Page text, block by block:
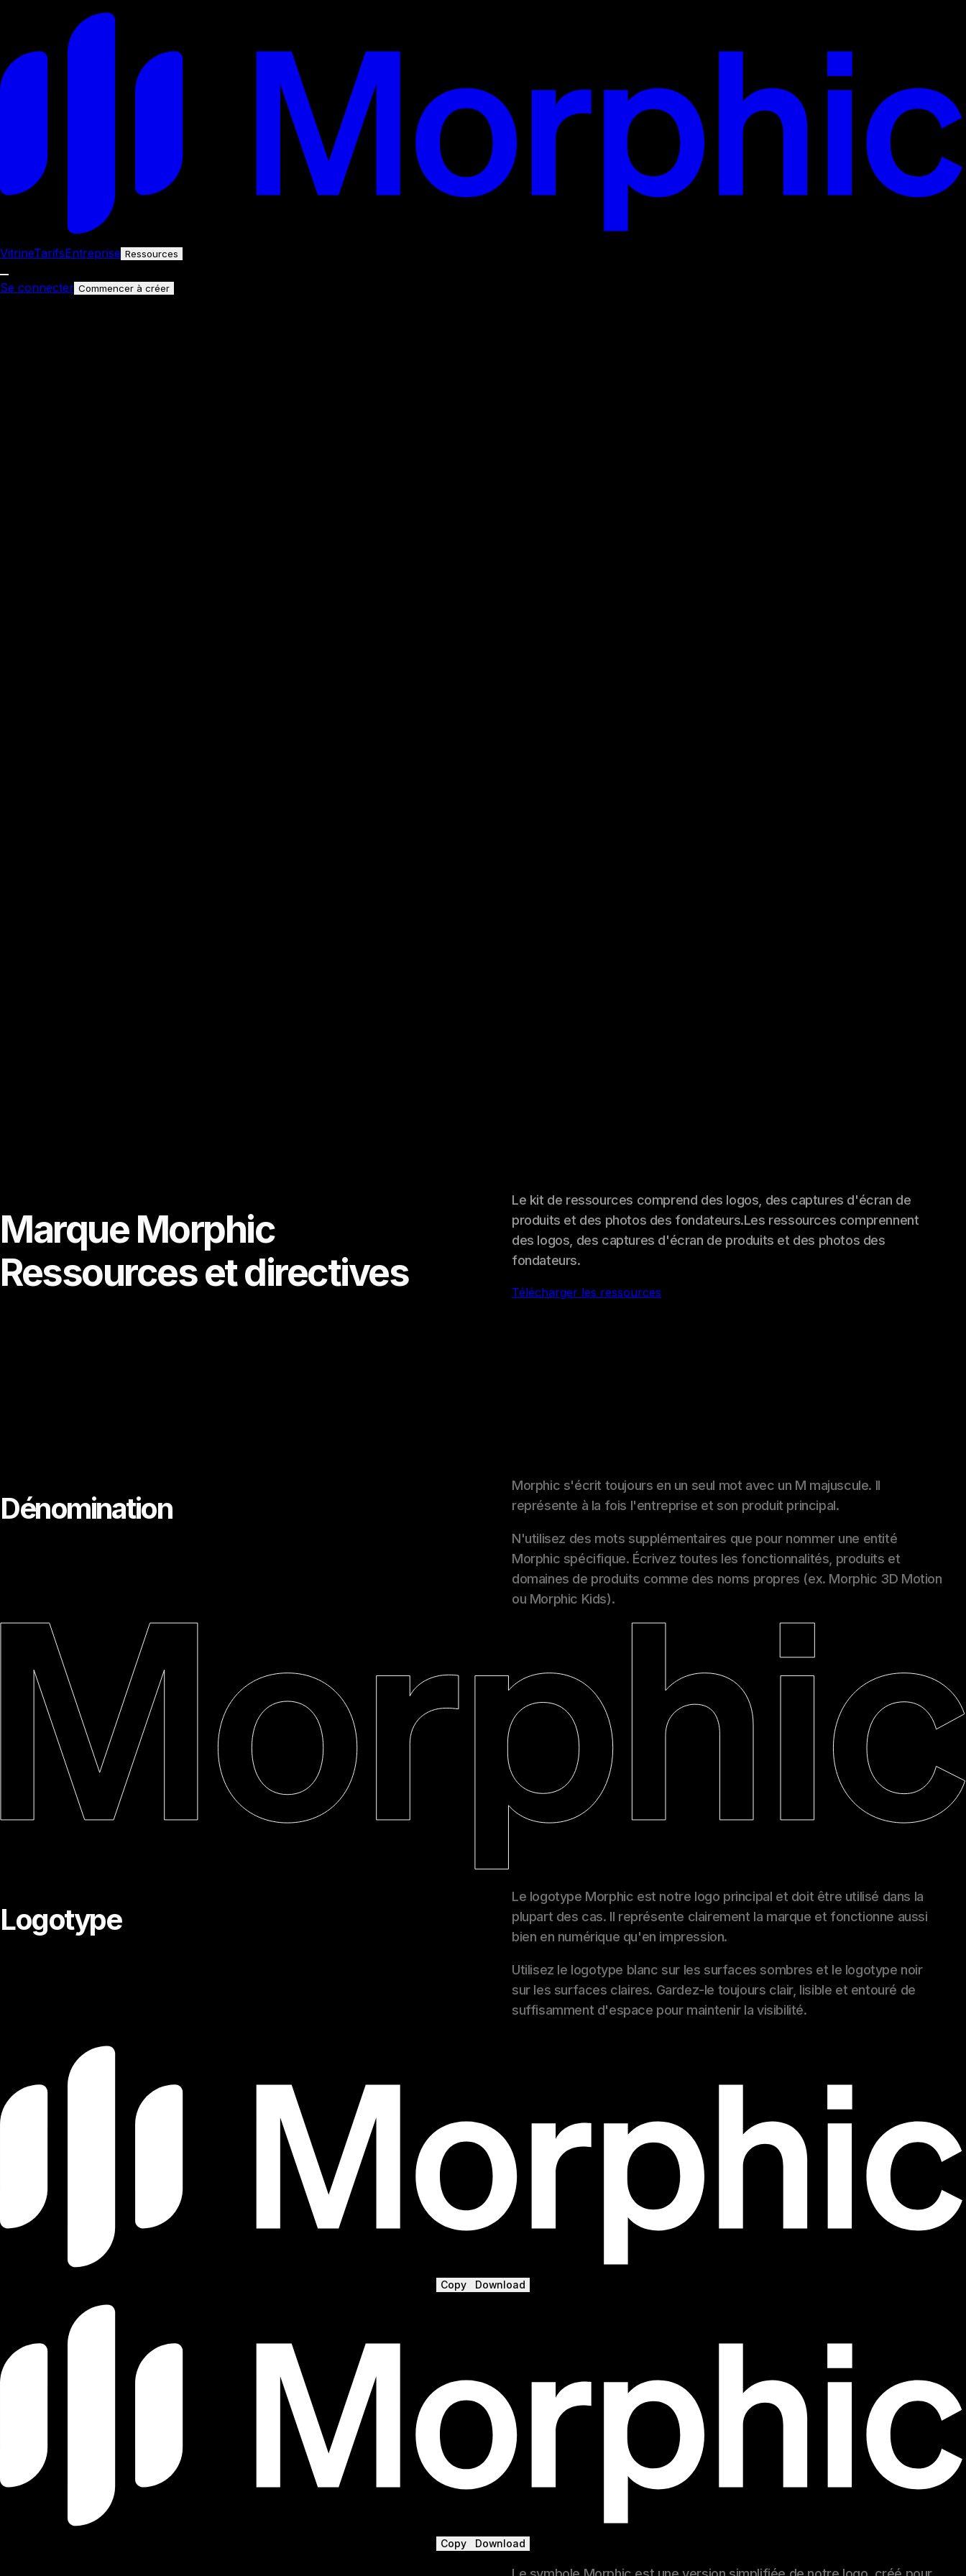
VitrineTarifsEntreprise Ressources
Se connecter Commencer à créer
Marque Morphic
Ressources et directives
Le kit de ressources comprend des logos, des captures d'écran de
produits et des photos des fondateurs.Les ressources comprennent
des logos, des captures d'écran de produits et des photos des
fondateurs.
Télécharger les ressources
Dénomination
Morphic s'écrit toujours en un seul mot avec un M majuscule. Il
représente à la fois l'entreprise et son produit principal.
N'utilisez des mots supplémentaires que pour nommer une entité
Morphic spécifique. Écrivez toutes les fonctionnalités, produits et
domaines de produits comme des noms propres (ex. Morphic 3D Motion
ou Morphic Kids).
Logotype
Le logotype Morphic est notre logo principal et doit être utilisé dans la
plupart des cas. Il représente clairement la marque et fonctionne aussi
bien en numérique qu'en impression.
Utilisez le logotype blanc sur les surfaces sombres et le logotype noir
sur les surfaces claires. Gardez-le toujours clair, lisible et entouré de
suffisamment d'espace pour maintenir la visibilité.
Copy Download
Copy Download